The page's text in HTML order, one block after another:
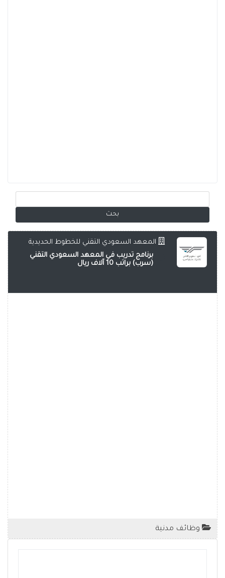
المعهد السعودي التقني للخطوط الحديدية
برنامج تدريب في المعهد السعودي التقني
(سرب) براتب 10 آلاف ريال
وظائف مدنية